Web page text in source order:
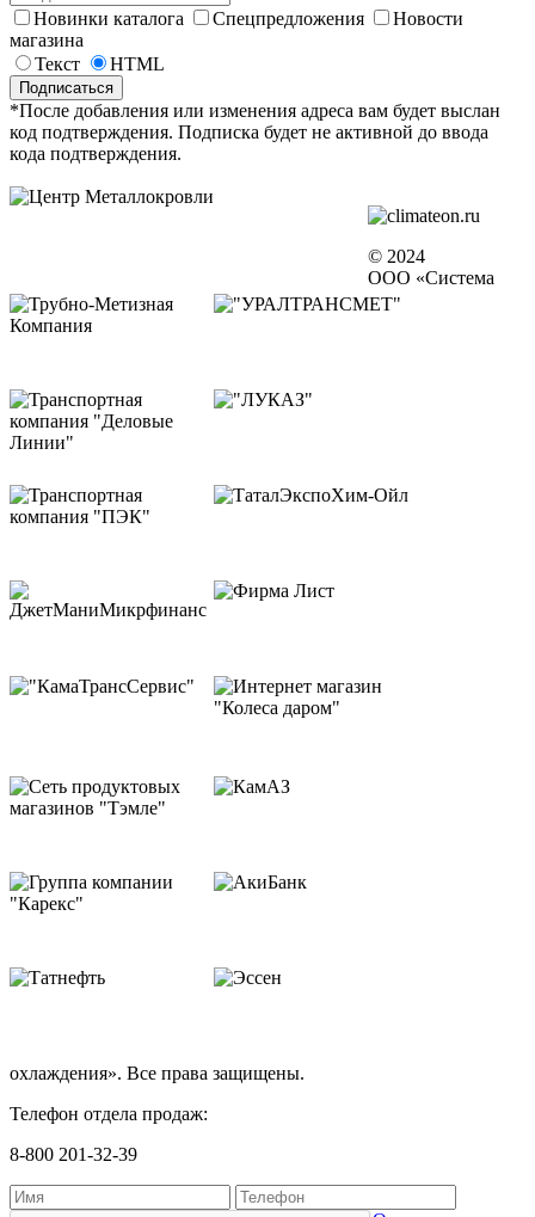
Новинки каталога Спецпредложения
Новости
магазина
Текст
HTML
*После добавления или изменения адреса вам будет выслан
код подтверждения. Подписка будет не активной до ввода
кода подтверждения.
© 2024
ООО «Система
охлаждения». Все права защищены.
Телефон отдела продаж:
8-800 201-32-39